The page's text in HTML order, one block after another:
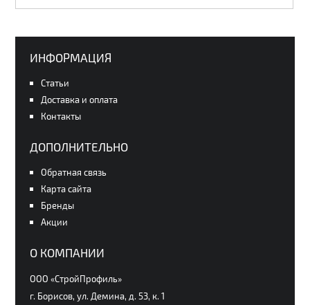
ИНФОРМАЦИЯ
Статьи
Доставка и оплата
Контакты
ДОПОЛНИТЕЛЬНО
Обратная связь
Карта сайта
Бренды
Акции
О КОМПАНИИ
ООО «СтройПрофиль»
г. Борисов, ул. Демина, д. 53, к. 1